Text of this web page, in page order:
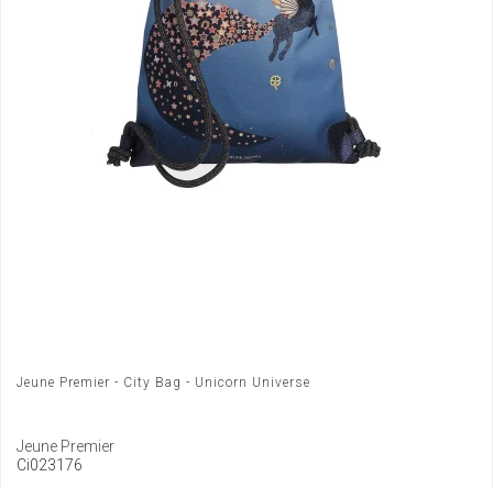
Jeune Premier - City Bag - Unicorn Universe
Jeune Premier
Ci023176